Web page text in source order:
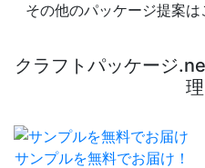
その他のパッケージ提案は
クラフトパッケージ
サンプルを無料でお届け！